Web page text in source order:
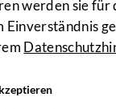
werden sie für
Einverständnis